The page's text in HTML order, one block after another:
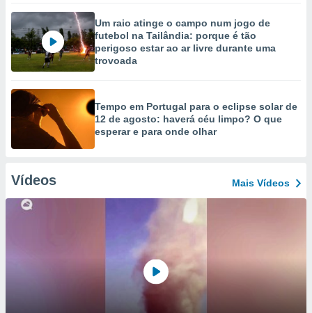
Um raio atinge o campo num jogo de
futebol na Tailândia: porque é tão
perigoso estar ao ar livre durante uma
trovoada
Tempo em Portugal para o eclipse solar de
12 de agosto: haverá céu limpo? O que
esperar e para onde olhar
Vídeos Mais Vídeos